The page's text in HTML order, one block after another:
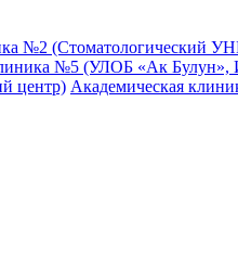
№2 (Стоматологический
№5 (УЛОБ «Ак Булун»,
центр) Академическая